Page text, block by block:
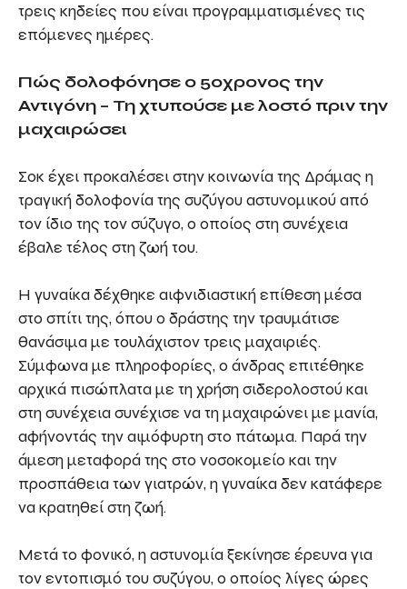
τρεις κηδείες που είναι προγραμματισμένες τις
επόμενες ημέρες.
Πώς δολοφόνησε ο 50χρονος την
Αντιγόνη – Τη χτυπούσε με λοστό πριν την
μαχαιρώσει
Σοκ έχει προκαλέσει στην κοινωνία της Δράμας η
τραγική δολοφονία της συζύγου αστυνομικού από
τον ίδιο της τον σύζυγο, ο οποίος στη συνέχεια
έβαλε τέλος στη ζωή του.
Η γυναίκα δέχθηκε αιφνιδιαστική επίθεση μέσα
στο σπίτι της, όπου ο δράστης την τραυμάτισε
θανάσιμα με τουλάχιστον τρεις μαχαιριές.
Σύμφωνα με πληροφορίες, ο άνδρας επιτέθηκε
αρχικά πισώπλατα με τη χρήση σιδερολοστού και
στη συνέχεια συνέχισε να τη μαχαιρώνει με μανία,
αφήνοντάς την αιμόφυρτη στο πάτωμα. Παρά την
άμεση μεταφορά της στο νοσοκομείο και την
προσπάθεια των γιατρών, η γυναίκα δεν κατάφερε
να κρατηθεί στη ζωή.
Μετά το φονικό, η αστυνομία ξεκίνησε έρευνα για
τον εντοπισμό του συζύγου, ο οποίος λίγες ώρες